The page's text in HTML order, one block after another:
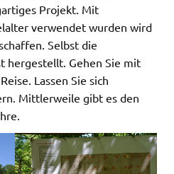
Projekt. Mit
verwendet wurden wird
Selbst die
hergestellt. Gehen Sie mit
Lassen Sie sich
Mittlerweile gibt es den